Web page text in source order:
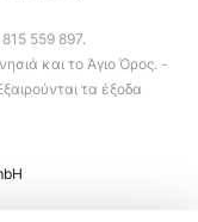
559 897.
και το Άγιο Όρος. -
τα έξοδα